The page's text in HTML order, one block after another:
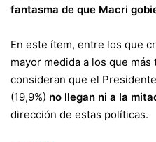
fantasma de que Macri
En este ítem, entre los que
mayor medida a los que más
consideran que el
(19,9%) no llegan ni a la
dirección de estas políticas.